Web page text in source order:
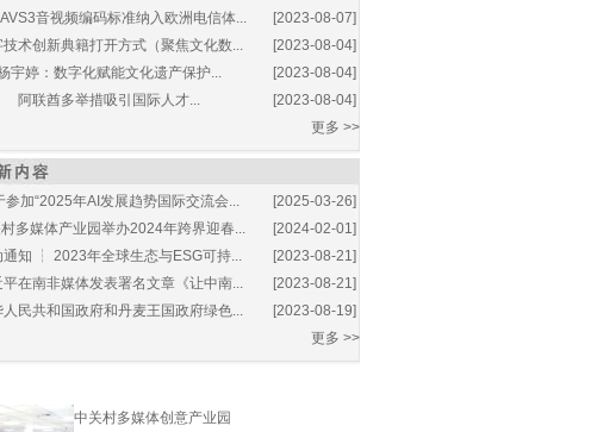
[2023-08-07]
音视频编码标准纳入欧洲电信体...
[2023-08-04]
技术创新典籍打开方式（聚焦文化数...
[2023-08-04]
宇婷：数字化赋能文化遗产保护...
[2023-08-04]
阿联酋多举措吸引国际人才...
更多 >>
[2025-03-26]
参加“2025年AI发展趋势国际交流会...
[2024-02-01]
多媒体产业园举办2024年跨界迎春...
[2023-08-21]
通知 ┆ 2023年全球生态与ESG可持...
[2023-08-21]
平在南非媒体发表署名文章《让中南...
[2023-08-19]
人民共和国政府和丹麦王国政府绿色...
更多 >>
中关村多媒体创意产业园